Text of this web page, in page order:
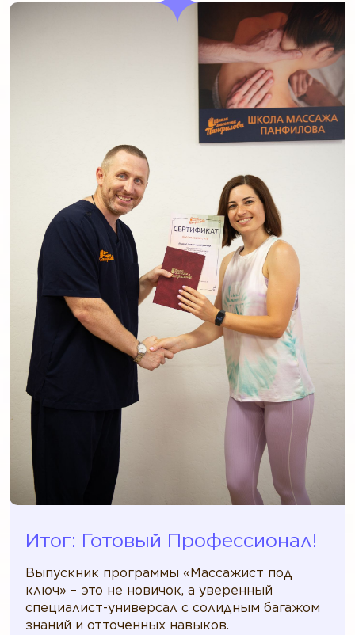
Итог: Готовый Профессионал!
Выпускник программы «Массажист под
ключ» – это не новичок, а уверенный
специалист-универсал с солидным багажом
знаний и отточенных навыков.